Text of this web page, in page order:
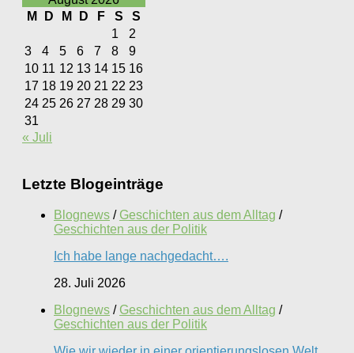
M
D M D F S
S
1
2
3
4 5 6 7 8
9
10 11 12 13 14 15 16
17 18 19 20 21 22 23
24 25 26 27 28 29 30
31
« Juli
Letzte Blogeinträge
Blognews / Geschichten aus dem Alltag /
Geschichten aus der Politik
Ich habe lange nachgedacht….
28. Juli 2026
Blognews / Geschichten aus dem Alltag /
Geschichten aus der Politik